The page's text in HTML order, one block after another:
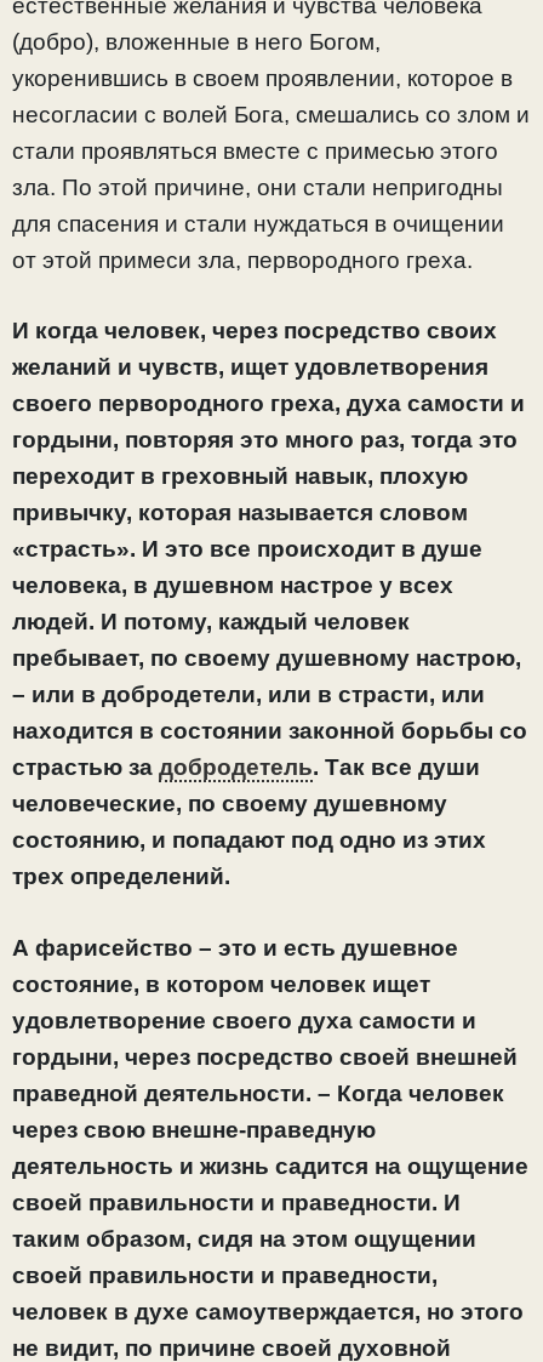
(добро), вложенные в него Богом,
укоренившись в своем проявлении, которое в
несогласии с волей Бога, смешались со злом и
стали проявляться вместе с примесью этого
зла. По этой причине, они стали непригодны
для спасения и стали нуждаться в очищении
от этой примеси зла, первородного греха.
И когда человек, через посредство своих
желаний и чувств, ищет удовлетворения
своего первородного греха, духа самости и
гордыни, повторяя это много раз, тогда это
переходит в греховный навык, плохую
привычку, которая называется словом
«страсть». И это все происходит в душе
человека, в душевном настрое у всех
людей. И потому, каждый человек
пребывает, по своему душевному настрою,
– или в добродетели, или в страсти, или
находится в состоянии законной борьбы со
страстью за добродетель. Так все души
человеческие, по своему душевному
состоянию, и попадают под одно из этих
трех определений.
А фарисейство – это и есть душевное
состояние, в котором человек ищет
удовлетворение своего духа самости и
гордыни, через посредство своей внешней
праведной деятельности. – Когда человек
через свою внешне-праведную
деятельность и жизнь садится на ощущение
своей правильности и праведности. И
таким образом, сидя на этом ощущении
своей правильности и праведности,
человек в духе самоутверждается, но этого
не видит, по причине своей духовной